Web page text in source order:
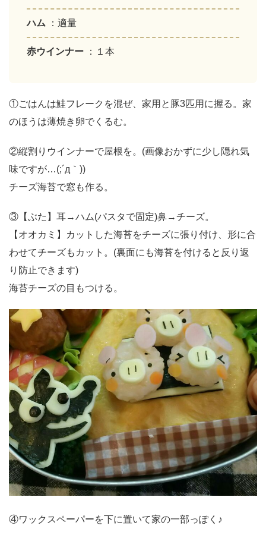
ハム ：適量
赤ウインナー ：１本
①ごはんは鮭フレークを混ぜ、家用と豚3匹用に握る。家
のほうは薄焼き卵でくるむ。
②縦割りウインナーで屋根を。(画像おかずに少し隠れ気
味ですが…(;´д｀))
チーズ海苔で窓も作る。
③【ぶた】耳→ハム(パスタで固定)鼻→チーズ。
【オオカミ】カットした海苔をチーズに張り付け、形に合
わせてチーズもカット。(裏面にも海苔を付けると反り返
り防止できます)
海苔チーズの目もつける。
④ワックスペーパーを下に置いて家の一部っぽく♪